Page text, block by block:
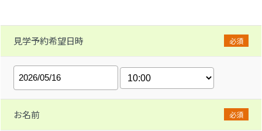
見学予約希望日時 必須
お名前 必須